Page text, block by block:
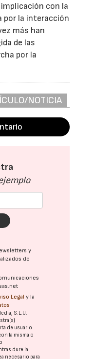
con la
por la interacción
más han
de las
por la
NOTICIA
y
de
Legal y la
S.L.U.
de usuario.
la misma o
dure la
necesario para